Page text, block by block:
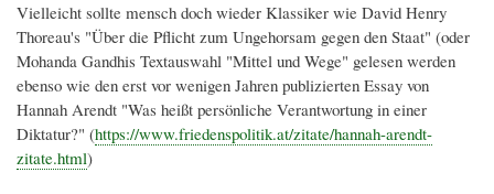
Vielleicht sollte mensch doch wieder Klassiker wie David Henry
Thoreau's "Über die Pflicht zum Ungehorsam gegen den Staat" (oder
Mohanda Gandhis Textauswahl "Mittel und Wege" gelesen werden
ebenso wie den erst vor wenigen Jahren publizierten Essay von
Hannah Arendt "Was heißt persönliche Verantwortung in einer
Diktatur?" (https://www.friedenspolitik.at/zitate/hannah-arendt-
zitate.html)